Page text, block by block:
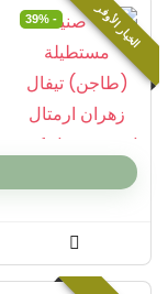
الخيار الأوفر - 39%